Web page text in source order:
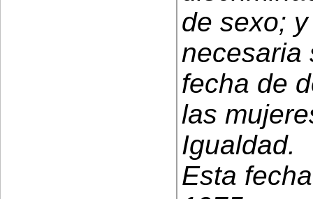
de sexo;
necesaria
fecha de
las
Igualdad.
Esta